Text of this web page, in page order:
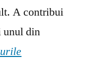
A contribui
unul din